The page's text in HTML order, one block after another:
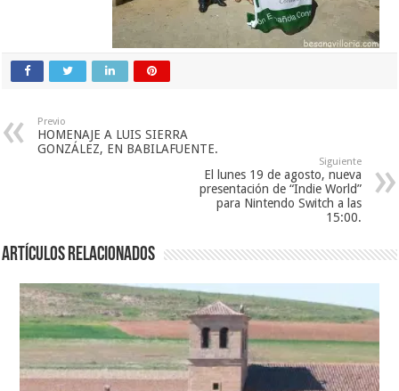
Previo
HOMENAJE A LUIS SIERRA
GONZÁLEZ, EN BABILAFUENTE.
Siguiente
El lunes 19 de agosto, nueva
presentación de “Indie World”
para Nintendo Switch a las
15:00.
Artículos relacionados